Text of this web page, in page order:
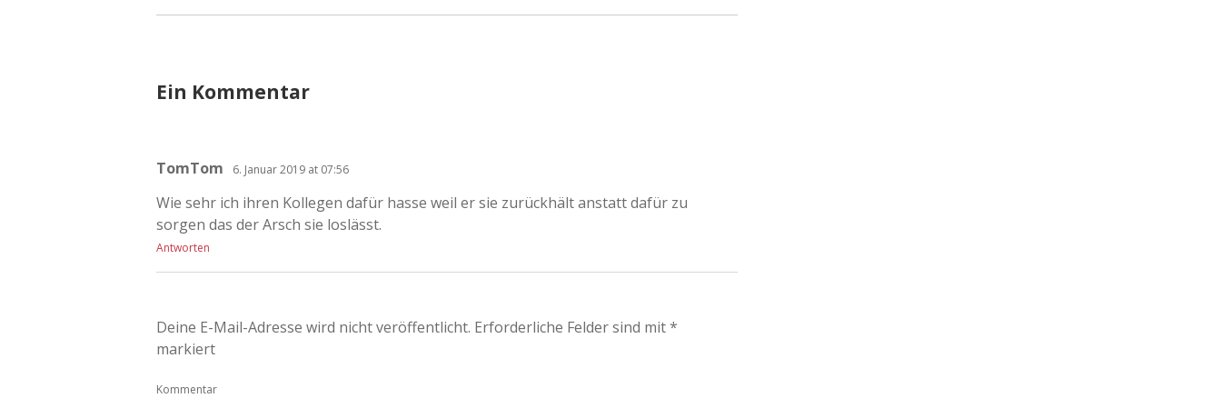
Ein Kommentar
TomTom 6. Januar 2019 at 07:56
Wie sehr ich ihren Kollegen dafür hasse weil er sie zurückhält anstatt dafür zu
sorgen das der Arsch sie loslässt.
Antworten
Deine E-Mail-Adresse wird nicht veröffentlicht. Erforderliche Felder sind mit*
markiert
Kommentar